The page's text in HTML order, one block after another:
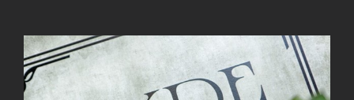
View
Larger
Image